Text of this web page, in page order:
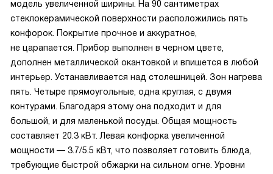
модель увеличенной ширины. На 90 сантиметрах
стеклокерамической поверхности расположились пять
конфорок. Покрытие прочное и аккуратное,
не царапается. Прибор выполнен в черном цвете,
дополнен металлической окантовкой и впишется в любой
интерьер. Устанавливается над столешницей. Зон нагрева
пять. Четыре прямоугольные, одна круглая, с двумя
контурами. Благодаря этому она подходит и для
большой, и для маленькой посуды. Общая мощность
составляет 20.3 кВт. Левая конфорка увеличенной
мощности — 3.7/5.5 кВт, что позволяет готовить блюда,
требующие быстрой обжарки на сильном огне. Уровни